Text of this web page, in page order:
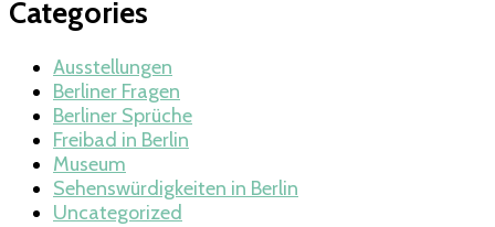
Categories
Ausstellungen
Berliner Fragen
Berliner Sprüche
Freibad in Berlin
Museum
Sehenswürdigkeiten in Berlin
Uncategorized